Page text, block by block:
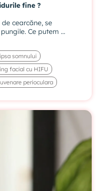
fine ?
cearcăne, se
Ce putem ...
somnului
facial cu HIFU
perioculara